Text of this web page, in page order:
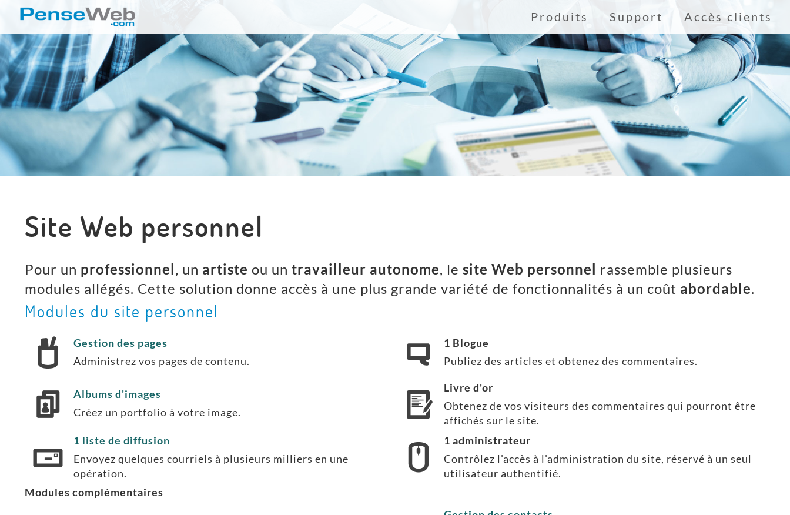
Produits Support Accès clients
Site Web personnel
Pour un professionnel, un artiste ou un travailleur autonome, le site Web personnel rassemble plusieurs
modules allégés. Cette solution donne accès à une plus grande variété de fonctionnalités à un coût abordable.
Modules du site personnel
Gestion des pages
Administrez vos pages de contenu.
1 Blogue
Publiez des articles et obtenez des commentaires.
Albums d'images
Créez un portfolio à votre image.
Livre d'or
Obtenez de vos visiteurs des commentaires qui pourront être
affichés sur le site.
1 liste de diffusion
Envoyez quelques courriels à plusieurs milliers en une
opération.
1 administrateur
Contrôlez l'accès à l'administration du site, réservé à un seul
utilisateur authentifié.
Modules complémentaires